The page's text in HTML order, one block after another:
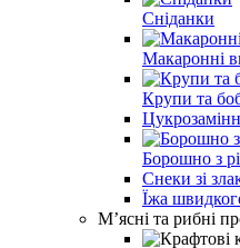
Сніданки
Макаронні
Крупи та
Борошно з
Снеки зі
Їжа
Мʼясні та рибні